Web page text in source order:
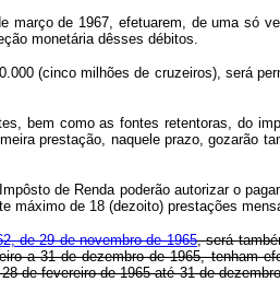
de 1967, efetuarem, de uma só
monetária dêsses débitos.
(cinco milhões de cruzeiros), será
como as fontes retentoras, do
prestação, naquele prazo, gozarão
de Renda poderão autorizar o
máximo de 18 (dezoito) prestações
de 29 de novembro de 1965, será
a 31 de dezembro de 1965, tenham
de fevereiro de 1965 até 31 de